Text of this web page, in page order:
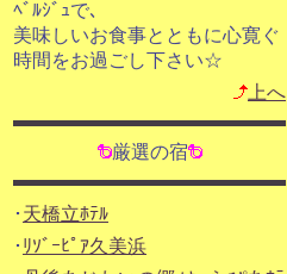
ﾍﾞﾙｼﾞｭで､
美味しいお食事とともに心寛ぐ
時間をお過ごし下さい☆
上へ
厳選の宿
･ 天橋立ﾎﾃﾙ
･ ﾘｿﾞｰﾋﾟｱ久美浜